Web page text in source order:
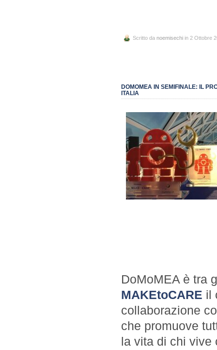
Scritto da noemisechi in 2 Ottobre
DOMOMEA IN SEMIFINALE: IL
ITALIA
DoMoMEA è tra
MAKEtoCARE il
collaborazione
che promuove
la vita di chi vive